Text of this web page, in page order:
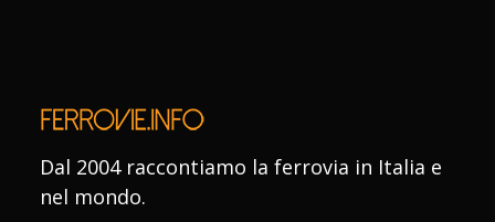
Dal 2004 raccontiamo la ferrovia in Italia e
nel mondo.